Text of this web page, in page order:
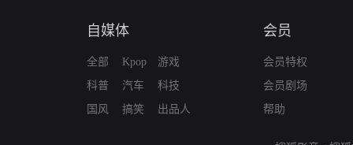
自媒体
全部
科普
国风
Kpop
汽车
搞笑
游戏
科技
出品人
会员
会员特权
会员剧场
帮助